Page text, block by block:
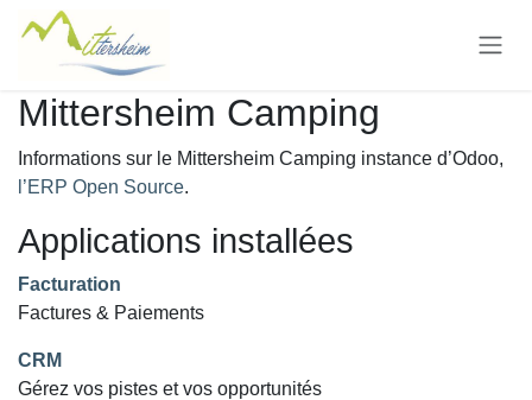
Se rendre au contenu
Mittersheim Camping
Informations sur le Mittersheim Camping instance d’Odoo,
l’ERP Open Source.
Applications installées
Facturation
Factures & Paiements
CRM
Gérez vos pistes et vos opportunités